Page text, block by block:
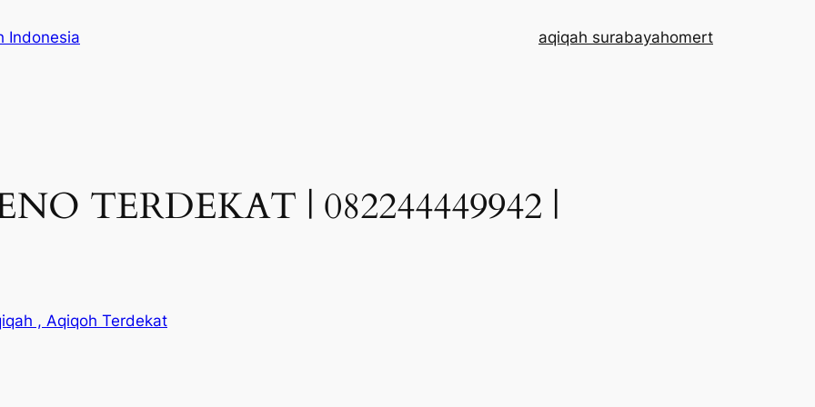
Indonesia aqiqah surabayahomert
TERDEKAT | 082244449942 |
, Aqiqoh Terdekat